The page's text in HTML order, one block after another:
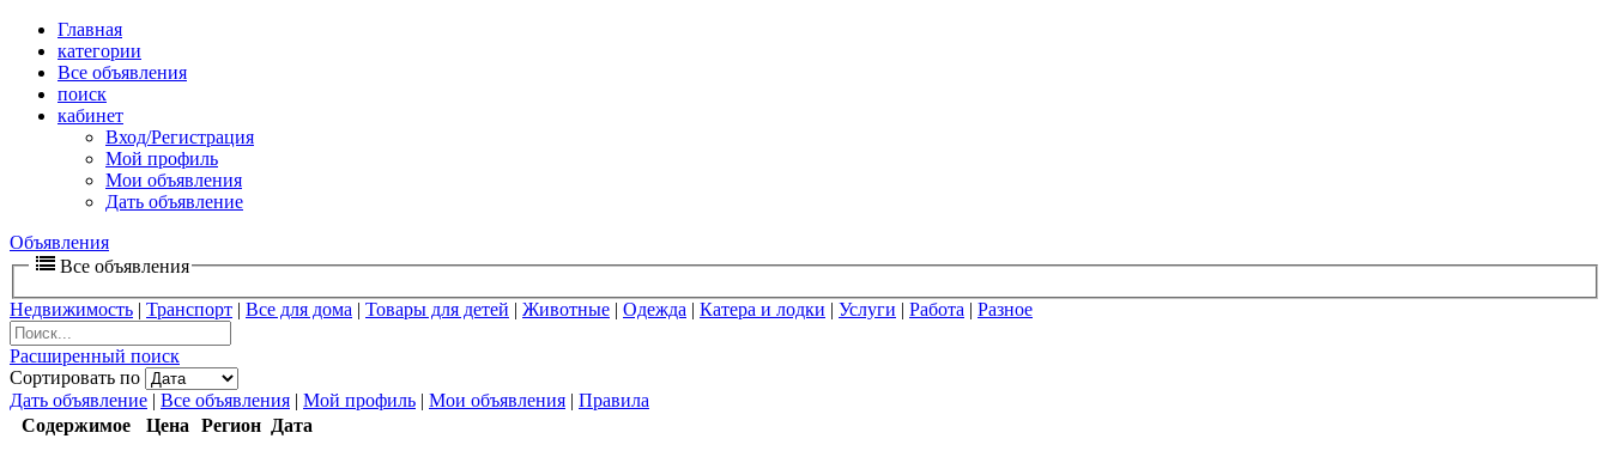
Главная
категории
Все объявления
поиск
кабинет
Вход/Регистрация
Мой профиль
Мои объявления
Дать объявление
Объявления
Все объявления
Недвижимость | Транспорт | Все для дома | Товары для детей | Животные | Одежда | Катера и лодки | Услуги | Работа | Разное
Расширенный поиск
Сортировать по
Дать объявление | Все объявления | Мой профиль | Мои объявления | Правила
Содержимое
Цена Регион Дата